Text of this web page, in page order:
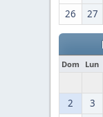
26
27
Dom Lun
2
3